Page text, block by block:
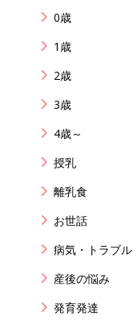
0歳
1歳
2歳
3歳
4歳～
授乳
離乳食
お世話
病気・トラブル
産後の悩み
発育発達